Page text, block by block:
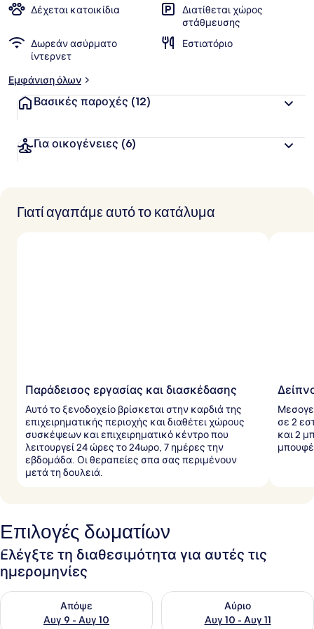
Δέχεται κατοικίδια
Διατίθεται χώρος
στάθμευσης
Δωρεάν ασύρματο
ίντερνετ
Εστιατόριο
Εμφάνιση όλων
Βασικές παροχές (12)
Για οικογένειες (6)
Γιατί αγαπάμε αυτό το κατάλυμα
Παράδεισος εργασίας και διασκέδασης
Αυτό το ξενοδοχείο βρίσκεται στην καρδιά της
επιχειρηματικής περιοχής και διαθέτει χώρους
συσκέψεων και επιχειρηματικό κέντρο που
λειτουργεί 24 ώρες το 24ωρο, 7 ημέρες την
εβδομάδα. Οι θεραπείες σπα σας περιμένουν
μετά τη δουλειά.
σε 2
και 2
Επιλογές δωματίων
Ελέγξτε τη διαθεσιμότητα για αυτές τις
ημερομηνίες
Απόψε
Αυγ 9 - Αυγ 10
Έλεγχος διαθεσιμότητας για απόψε Αυγ 9 - Αυγ 10
Αύριο
Αυγ 10 - Αυγ 11
Έλεγχος διαθεσιμότητας